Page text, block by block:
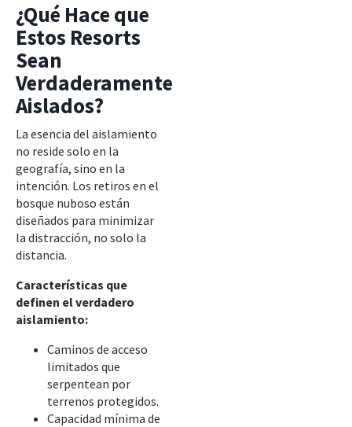
¿Qué Hace que
Estos Resorts
Sean
Verdaderamente
Aislados?
La esencia del aislamiento
no reside solo en la
geografía, sino en la
intención. Los retiros en el
bosque nuboso están
diseñados para minimizar
la distracción, no solo la
distancia.
Características que
definen el verdadero
aislamiento:
Caminos de acceso
limitados que
serpentean por
terrenos protegidos.
Capacidad mínima de